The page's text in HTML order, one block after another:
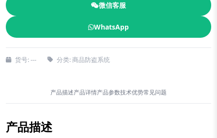
微信客服
WhatsApp
货号: --- 分类: 商品防盗系统
产品描述产品详情产品参数技术优势常见问题
产品描述